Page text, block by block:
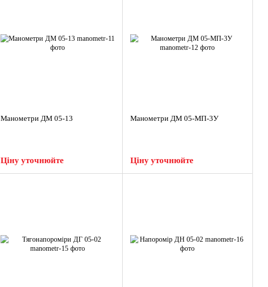
Манометри ДМ 05-13
Ціну уточнюйте
Манометри ДМ 05-МП-3У
Ціну уточнюйте